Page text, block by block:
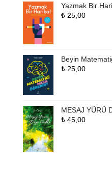
Yazmak Bir
₺25,00
Beyin
₺25,00
MESAJ YÜRÜ
₺45,00